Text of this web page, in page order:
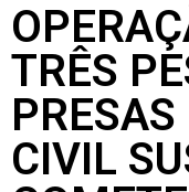
TRÊS
CIVIL